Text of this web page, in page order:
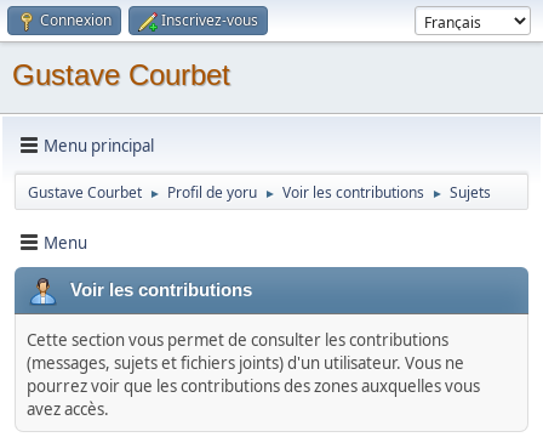
Connexion Inscrivez-vous
Gustave Courbet
Menu principal
Gustave Courbet ► Profil de yoru ► Voir les contributions ► Sujets
Menu
Voir les contributions
Cette section vous permet de consulter les contributions
(messages, sujets et fichiers joints) d'un utilisateur. Vous ne
pourrez voir que les contributions des zones auxquelles vous
avez accès.